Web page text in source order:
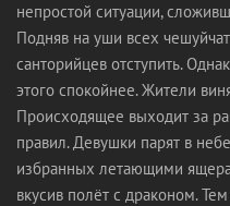
непростой ситуации,
Подняв на уши всех
санторийцев отступить.
этого спокойнее. Жители
Происходящее выходит за
правил. Девушки парят в
избранных летающими
вкусив полёт с драконом.